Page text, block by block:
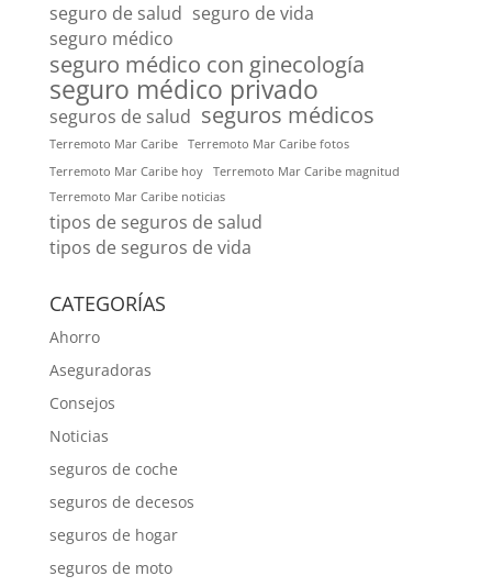
seguro de salud seguro de vida
seguro médico
seguro médico con ginecología
seguro médico privado
seguros de salud seguros médicos
Terremoto Mar Caribe
Terremoto Mar Caribe fotos
Terremoto Mar Caribe hoy
Terremoto Mar Caribe magnitud
Terremoto Mar Caribe noticias
tipos de seguros de salud
tipos de seguros de vida
CATEGORÍAS
Ahorro
Aseguradoras
Consejos
Noticias
seguros de coche
seguros de decesos
seguros de hogar
seguros de moto